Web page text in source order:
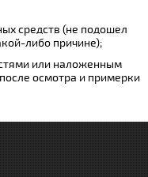
средств (не подошел
либо причине);
или наложенным
осмотра и примерки